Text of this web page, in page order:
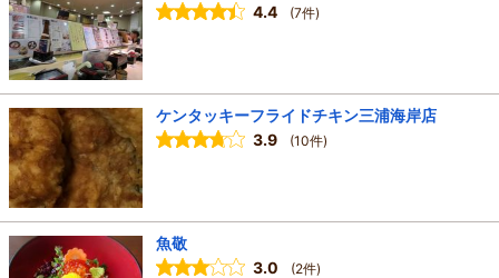
4.4
(7件)
ケンタッキーフライドチキン三浦海岸店
3.9
(10件)
魚敬
3.0
(2件)